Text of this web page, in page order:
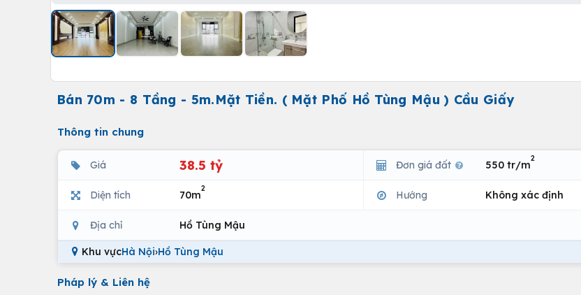
Bán 70m - 8 Tầng - 5m.Mặt Tiền. ( Mặt Phố Hồ Tùng Mậu ) Cầu Giấy
Thông tin chung
Giá 38.5 tỷ Đơn giá đất 550 tr/m
2
Diện tích 70m
2
Hướng Không xác định
Địa chỉ Hồ Tùng Mậu
Khu vựcHà Nội›Hồ Tùng Mậu
Pháp lý & Liên hệ